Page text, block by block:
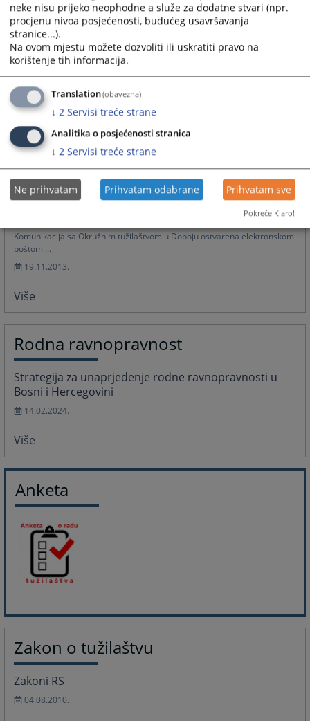
Da pravda bude vidljiva
03.08.2020.
Brošura o pravima svjedoka/oštećenog u krivičnom
postupku
Šta je dobro znati ako sam svjedok/oštećeni?
03.08.2020.
Brošura Transparency Internationala o pravima
građana u kontaktu sa tužilaštvima
Tužilaštvo za građane
03.08.2020.
Komunikacija sa Okružnim tužilaštvom u Doboju ostvarena elektronskom
poštom ...
19.11.2013.
Više
Rodna ravnopravnost
Strategija za unaprjeđenje rodne ravnopravnosti u
Bosni i Hercegovini
14.02.2024.
Više
Anketa
Zakon o tužilaštvu
Zakoni RS
04.08.2010.
neke nisu prijeko neophodne a služe za dodatne stvari (npr.
procjenu nivoa posjećenosti, budućeg usavršavanja
stranice...).
Na ovom mjestu možete dozvoliti ili uskratiti pravo na
korištenje tih informacija.
Translation(obavezna)
↓ 2 Servisi treće strane
Analitika o posjećenosti stranica
↓ 2 Servisi treće strane
Ne prihvatam Prihvatam odabrane Prihvatam sve
Pokreće Klaro!